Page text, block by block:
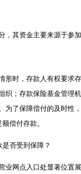
，其资金主要来源于参
形时，存款人有权要求
织；存款保险基金管理
为了保障偿付的及时性
偿付存款。
否受到保障？
业网点入口处显著位置